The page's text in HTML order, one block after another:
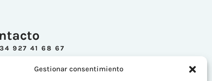
Gestionar consentimiento
927 41 68 67